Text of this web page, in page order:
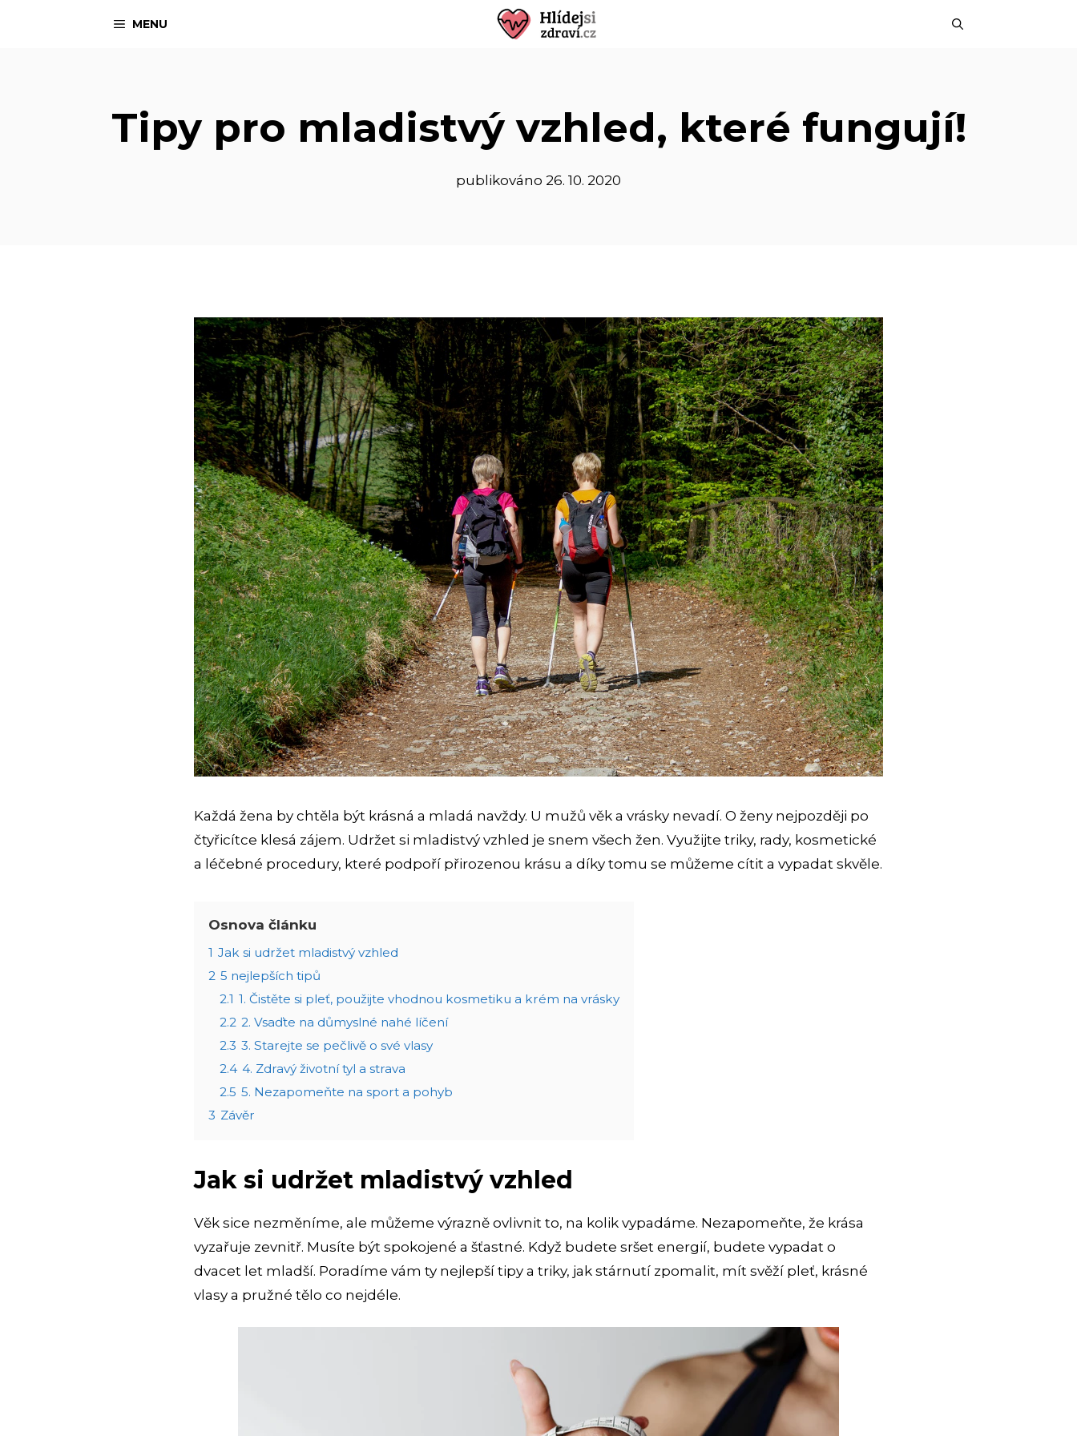
MENU
Tipy pro mladistvý vzhled, které fungují!
publikováno 26. 10. 2020
Každá žena by chtěla být krásná a mladá navždy. U mužů věk a vrásky nevadí. O ženy nejpozději po
čtyřicítce klesá zájem. Udržet si mladistvý vzhled je snem všech žen. Využijte triky, rady, kosmetické
a léčebné procedury, které podpoří přirozenou krásu a díky tomu se můžeme cítit a vypadat skvěle.
Osnova článku
1 Jak si udržet mladistvý vzhled
2 5 nejlepších tipů
2.1 1. Čistěte si pleť, použijte vhodnou kosmetiku a krém na vrásky
2.2 2. Vsaďte na důmyslné nahé líčení
2.3 3. Starejte se pečlivě o své vlasy
2.4 4. Zdravý životní tyl a strava
2.5 5. Nezapomeňte na sport a pohyb
3 Závěr
Jak si udržet mladistvý vzhled
Věk sice nezměníme, ale můžeme výrazně ovlivnit to, na kolik vypadáme. Nezapomeňte, že krása
vyzařuje zevnitř. Musíte být spokojené a šťastné. Když budete sršet energií, budete vypadat o
dvacet let mladší. Poradíme vám ty nejlepší tipy a triky, jak stárnutí zpomalit, mít svěží pleť, krásné
vlasy a pružné tělo co nejdéle.